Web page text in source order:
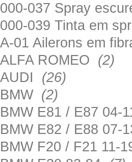
000-037 Spray
000-039 Tinta em
A-01 Ailerons em
ALFA ROMEO (2)
AUDI (26)
BMW (2)
BMW E81 / E87 04-
BMW E82 / E88 07-
BMW F20 / F21 11-